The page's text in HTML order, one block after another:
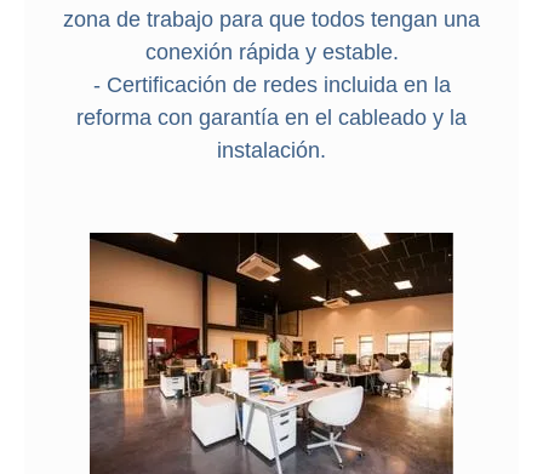
zona de trabajo para que todos tengan una
conexión rápida y estable.
- Certificación de redes incluida en la
reforma con garantía en el cableado y la
instalación.